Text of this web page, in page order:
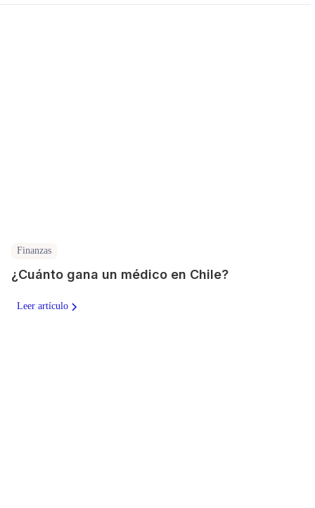
Finanzas
¿Cuánto gana un médico en Chile?
Leer artículo